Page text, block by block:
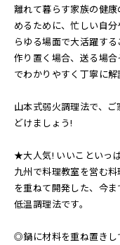
離れて暮らす家族の健
めるために、忙しい自
らゆる場面で大活躍する
作り置く場合、送る場
でわかりやすく丁寧に解
山本式弱火調理法で、
どけましょう!
★大人気! いいこといっ
九州で料理教室を営む
を重ねて開発した、今
低温調理法です。
◎鍋に材料を重ね置きし